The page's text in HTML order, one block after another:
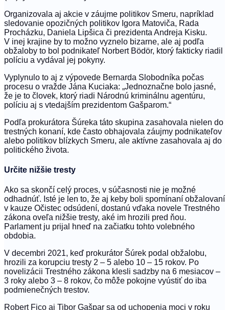
Organizovala aj akcie v záujme politikov Smeru, napríklad
sledovanie opozičných politikov Igora Matoviča, Rada
Procházku, Daniela Lipšica či prezidenta Andreja Kisku.
V inej krajine by to možno vyznelo bizarne, ale aj podľa
obžaloby to bol podnikateľ Norbert Bödör, ktorý fakticky riadil
políciu a vydával jej pokyny.
Vyplynulo to aj z výpovede Bernarda Slobodníka počas
procesu o vražde Jána Kuciaka: „Jednoznačne bolo jasné,
že je to človek, ktorý riadi Národnú kriminálnu agentúru,
políciu aj s vtedajším prezidentom Gašparom.“
Podľa prokurátora Šúreka táto skupina zasahovala nielen do
trestných konaní, kde často obhajovala záujmy podnikateľov
alebo politikov blízkych Smeru, ale aktívne zasahovala aj do
politického života.
Určite nižšie tresty
Ako sa skončí celý proces, v súčasnosti nie je možné
odhadnúť. Isté je len to, že aj keby boli spomínaní obžalovaní
v kauze Očistec odsúdení, dostanú vďaka novele Trestného
zákona oveľa nižšie tresty, aké im hrozili pred ňou.
Parlament ju prijal hneď na začiatku tohto volebného
obdobia.
V decembri 2021, keď prokurátor Šúrek podal obžalobu,
hrozili za korupciu tresty 2 – 5 alebo 10 – 15 rokov. Po
novelizácii Trestného zákona klesli sadzby na 6 mesiacov –
3 roky alebo 3 – 8 rokov, čo môže pokojne vyústiť do iba
podmienečných trestov.
Robert Fico aj Tibor Gašpar sa od uchopenia moci v roku